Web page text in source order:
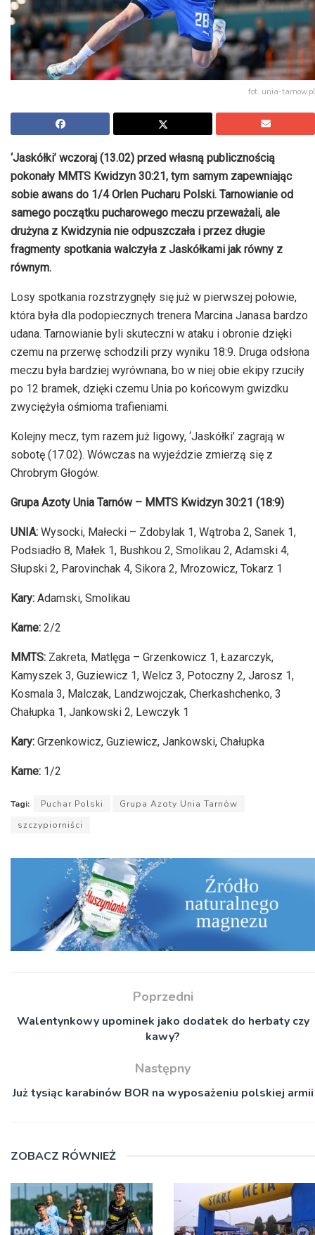
fot. unia-tarnow.pl
‘Jaskółki’ wczoraj (13.02) przed własną publicznością
pokonały MMTS Kwidzyn 30:21, tym samym zapewniając
sobie awans do 1/4 Orlen Pucharu Polski. Tarnowianie od
samego początku pucharowego meczu przeważali, ale
drużyna z Kwidzynia nie odpuszczała i przez długie
fragmenty spotkania walczyła z Jaskółkami jak równy z
równym.
Losy spotkania rozstrzygnęły się już w pierwszej połowie,
która była dla podopiecznych trenera Marcina Janasa bardzo
udana. Tarnowianie byli skuteczni w ataku i obronie dzięki
czemu na przerwę schodzili przy wyniku 18:9. Druga odsłona
meczu była bardziej wyrównana, bo w niej obie ekipy rzuciły
po 12 bramek, dzięki czemu Unia po końcowym gwizdku
zwyciężyła ośmioma trafieniami.
Kolejny mecz, tym razem już ligowy, ‘Jaskółki’ zagrają w
sobotę (17.02). Wówczas na wyjeździe zmierzą się z
Chrobrym Głogów.
Grupa Azoty Unia Tarnów – MMTS Kwidzyn 30:21 (18:9)
UNIA: Wysocki, Małecki – Zdobylak 1, Wątroba 2, Sanek 1,
Podsiadło 8, Małek 1, Bushkou 2, Smolikau 2, Adamski 4,
Słupski 2, Parovinchak 4, Sikora 2, Mrozowicz, Tokarz 1
Kary: Adamski, Smolikau
Karne: 2/2
MMTS: Zakreta, Matlęga – Grzenkowicz 1, Łazarczyk,
Kamyszek 3, Guziewicz 1, Welcz 3, Potoczny 2, Jarosz 1,
Kosmala 3, Malczak, Landzwojczak, Cherkashchenko, 3
Chałupka 1, Jankowski 2, Lewczyk 1
Kary: Grzenkowicz, Guziewicz, Jankowski, Chałupka
Karne: 1/2
Tagi: Puchar Polski
Grupa Azoty Unia Tarnów
szczypiorniści
Poprzedni
Walentynkowy upominek jako dodatek do herbaty czy
kawy?
Następny
Już tysiąc karabinów BOR na wyposażeniu polskiej armii
ZOBACZ RÓWNIEŻ